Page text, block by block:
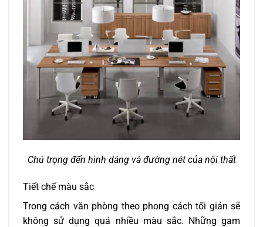
Chú trọng đến hình dáng và đường nét của nội thất
Tiết chế màu sắc
Trong cách văn phòng theo phong cách tối giản sẽ
không sử dụng quá nhiều màu sắc. Những gam